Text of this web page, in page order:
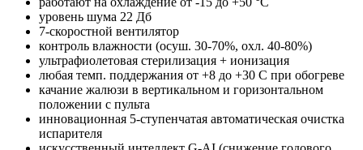
уровень шума 22 Дб
7-скоростной вентилятор
контроль влажности (осуш. 30-70%, охл. 40-80%)
ультрафиолетовая стерилизация + ионизация
любая темп. поддержания от +8 до +30 С при обогреве
качание жалюзи в вертикальном и горизонтальном
положении с пульта
инновационная 5-ступенчатая автоматическая очистка
испарителя